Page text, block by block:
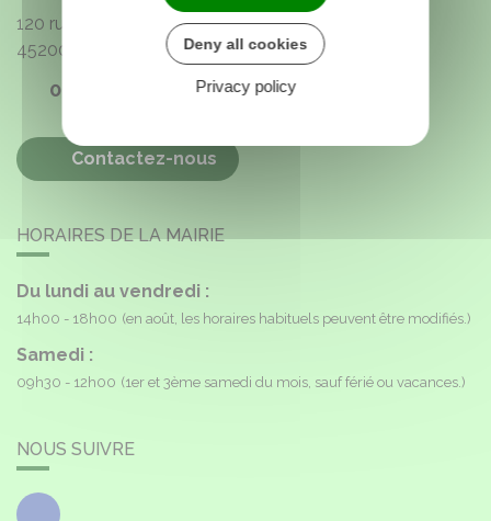
120 rue de l'Église
45200
02 38 85 40 16
Contactez-nous
HORAIRES DE LA MAIRIE
Du lundi au vendredi :
14h00 - 18h00 (en août, les horaires habituels peuvent être modifiés.)
Samedi :
09h30 - 12h00 (1er et 3ème samedi du mois, sauf férié ou vacances.)
NOUS SUIVRE
Deny all cookies
Privacy policy